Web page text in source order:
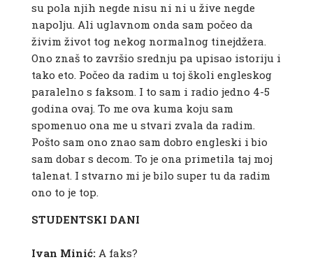
su pola njih negde nisu ni ni u žive negde
napolju. Ali uglavnom onda sam počeo da
živim život tog nekog normalnog tinejdžera.
Ono znaš to završio srednju pa upisao istoriju i
tako eto. Počeo da radim u toj školi engleskog
paralelno s faksom. I to sam i radio jedno 4-5
godina ovaj. To me ova kuma koju sam
spomenuo ona me u stvari zvala da radim.
Pošto sam ono znao sam dobro engleski i bio
sam dobar s decom. To je ona primetila taj moj
talenat. I stvarno mi je bilo super tu da radim
ono to je top.
STUDENTSKI DANI
Ivan Minić: A faks?